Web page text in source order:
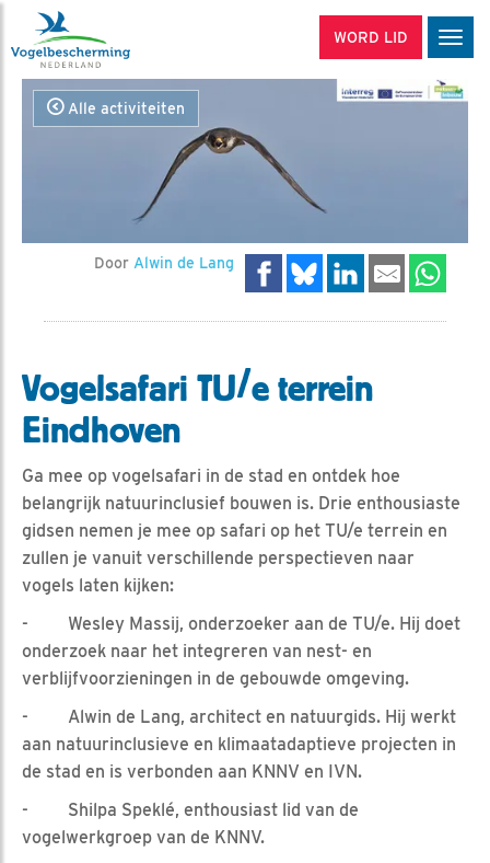
WORD LID
Alle activiteiten
Door Alwin de Lang
Vogelsafari TU/e terrein
Eindhoven
Ga mee op vogelsafari in de stad en ontdek hoe
belangrijk natuurinclusief bouwen is. Drie enthousiaste
gidsen nemen je mee op safari op het TU/e terrein en
zullen je vanuit verschillende perspectieven naar
vogels laten kijken:
- Wesley Massij, onderzoeker aan de TU/e. Hij doet
onderzoek naar het integreren van nest- en
verblijfvoorzieningen in de gebouwde omgeving.
- Alwin de Lang, architect en natuurgids. Hij werkt
aan natuurinclusieve en klimaatadaptieve projecten in
de stad en is verbonden aan KNNV en IVN.
- Shilpa Speklé, enthousiast lid van de
vogelwerkgroep van de KNNV.